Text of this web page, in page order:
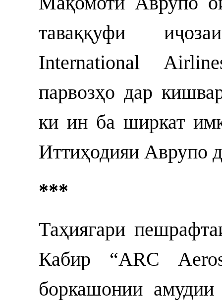
таваққуфи
International
парвозҳо дар
ки ин ба ширкат
Иттиҳодияи Аврупо
***
Таҳиягари
Кабир “ARC
боркашонии